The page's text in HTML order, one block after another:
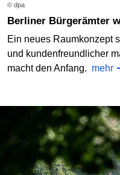
© dpa
Berliner Bürgerämter
Ein neues Raumkonzept
und kundenfreundlicher
macht den Anfang. mehr